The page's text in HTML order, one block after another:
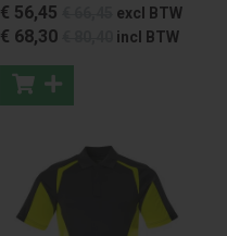
€ 56,45 excl BTW
€ 68,30 incl BTW